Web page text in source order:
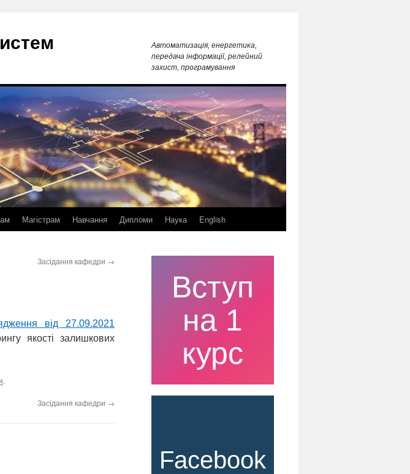
Автоматизація, енергетика,
передача інформації, релейний
захист, програмування
Магістрам Навчання Дипломи Наука English
Засідання кафедри →
від 27.09.2021
якості залишкових
.
Засідання кафедри →
Вступ
на 1
курс
Facebook